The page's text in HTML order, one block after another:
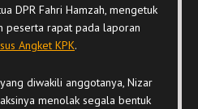
DPR Fahri Hamzah, mengetuk
peserta rapat pada laporan
Angket KPK.
diwakili anggotanya, Nizar
menolak segala bentuk